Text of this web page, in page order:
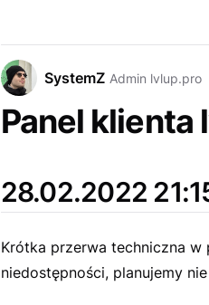
SystemZ Admin lvlup.pro
Panel klienta
28.02.2022
Krótka przerwa techniczna w
niedostępności, planujemy